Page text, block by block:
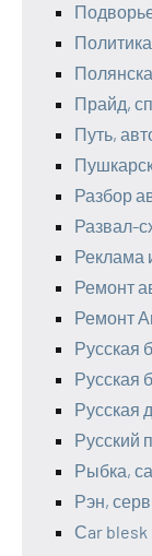
Прайд,
Путь,
Разбор
Развал-
Реклама
Ремонт
Ремонт
Русская
Русская
Русская
Русский
Рыбка,
Рэн,
Сar blesk